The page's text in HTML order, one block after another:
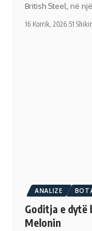
British Steel, në
16 Korrik, 2026 51
ANALIZE
Goditja e dytë
Melonin